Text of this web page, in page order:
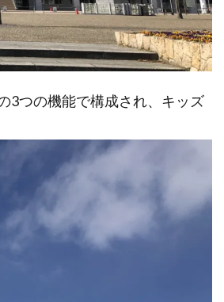
3つの機能で構成され、キッズ